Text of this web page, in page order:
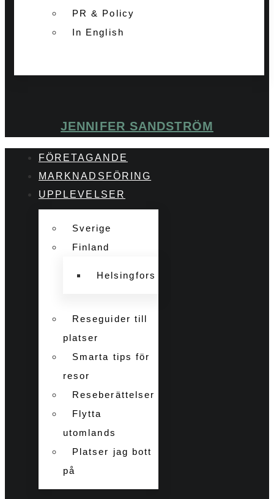
PR & Policy
In English
JENNIFER SANDSTRÖM
FÖRETAGANDE
MARKNADSFÖRING
UPPLEVELSER
Sverige
Finland
Helsingfors
Reseguider till
platser
Smarta tips för
resor
Reseberättelser
Flytta
utomlands
Platser jag bott
på